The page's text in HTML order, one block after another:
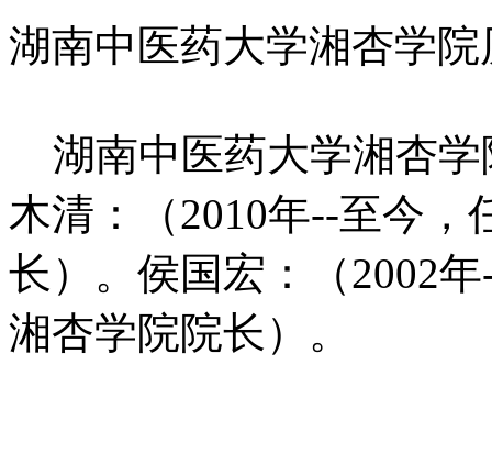
湖南中医药大学湘杏学
湖南中医药大学湘杏学
木清：（2010年--至今，
长）。侯国宏：（2002
湘杏学院院长）。